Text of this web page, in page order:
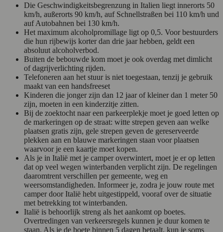
Die Geschwindigkeitsbegrenzung in Italien liegt innerorts 50
km/h, außerorts 90 km/h, auf Schnellstraßen bei 110 km/h und
auf Autobahnen bei 130 km/h.
Het maximum alcoholpromillage ligt op 0,5. Voor bestuurders
die hun rijbewijs korter dan drie jaar hebben, geldt een
absoluut alcoholverbod.
Buiten de bebouwde kom moet je ook overdag met dimlicht
of dagrijverlichting rijden.
Telefoneren aan het stuur is niet toegestaan, tenzij je gebruik
maakt van een handsfreeset
Kinderen die jonger zijn dan 12 jaar of kleiner dan 1 meter 50
zijn, moeten in een kinderzitje zitten.
Bij de zoektocht naar een parkeerplekje moet je goed letten op
de markeringen op de straat: witte strepen geven aan welke
plaatsen gratis zijn, gele strepen geven de gereserveerde
plekken aan en blauwe markeringen staan voor plaatsen
waarvoor je een kaartje moet kopen.
Als je in Italië met je camper overwintert, moet je er op letten
dat op veel wegen winterbanden verplicht zijn. De regelingen
daaromtrent verschillen per gemeente, weg en
weersomstandigheden. Informeer je, zodra je jouw route met
camper door Italië hebt uitgestippeld, vooraf over de situatie
met betrekking tot winterbanden.
Italië is behoorlijk streng als het aankomt op boetes.
Overtredingen van verkeersregels kunnen je duur komen te
staan. Als je de boete binnen 5 dagen betaalt, kun je soms